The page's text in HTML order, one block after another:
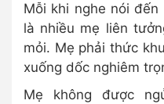
Mỗi khi nghe nói
là nhiều mẹ liên
mỏi. Mẹ phải thức
xuống dốc nghiêm
Mẹ không được